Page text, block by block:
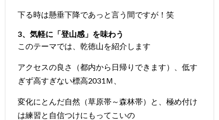
下る時は懸垂下降であっと言う間ですが！笑
3、気軽に「登山感」を味わう
このテーマでは、 乾徳山を紹介します
アクセスの良さ（都内から日帰りできます）、低す
ぎず高すぎない標高2031Ｍ、
変化にとんだ自然（草原帯～森林帯）と、極め付け
は練習と自信つけにもってこいの